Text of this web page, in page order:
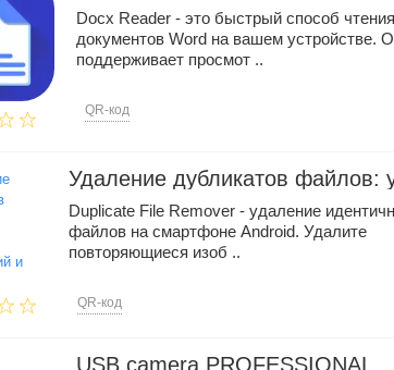
Docx Reader - это быстрый способ чтения
документов Word на вашем устройстве.
поддерживает просмот ..
QR-код
Удаление дубликатов файлов:
Duplicate File Remover - удаление
файлов на смартфоне Android. Удалите
повторяющиеся изоб ..
QR-код
USB camera PROFESSIONAL